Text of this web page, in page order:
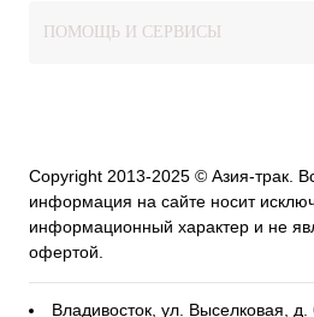
ПОМОЩЬ И СЕРВИСЫ
Copyright 2013-2025 © Азия-трак.
информация на сайте носит
информационный характер и не
офертой.
Владивосток, ул. Выселковая, д.